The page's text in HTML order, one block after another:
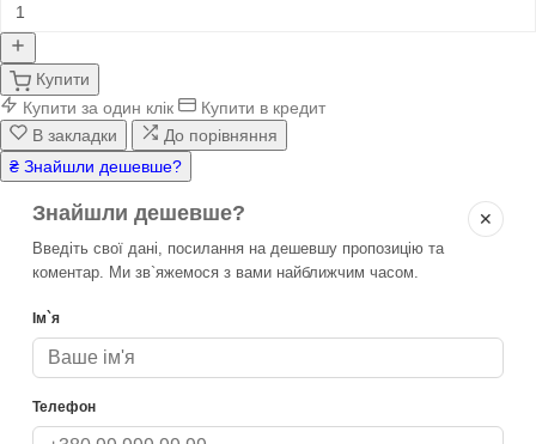
Купити
Купити за один клік
Купити в кредит
В закладки
До порівняння
₴ Знайшли дешевше?
✕
Знайшли дешевше?
Введіть свої дані, посилання на дешевшу пропозицію та
коментар. Ми зв`яжемося з вами найближчим часом.
Ім`я
Телефон